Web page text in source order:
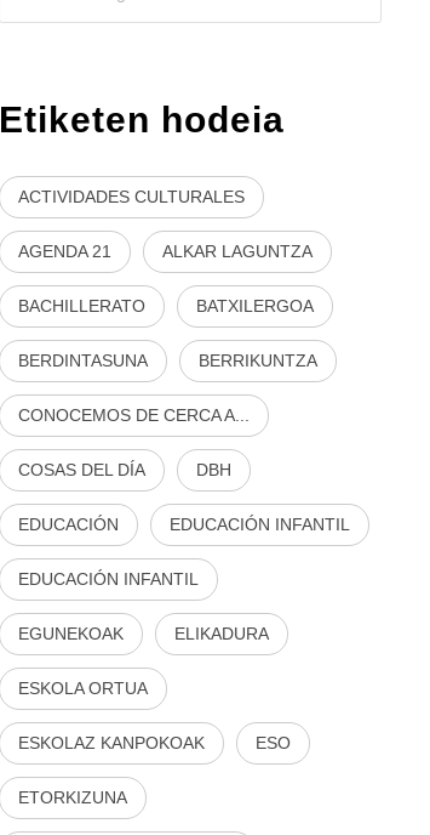
Etiketen hodeia
ACTIVIDADES CULTURALES
AGENDA 21 ALKAR LAGUNTZA
BACHILLERATO BATXILERGOA
BERDINTASUNA BERRIKUNTZA
CONOCEMOS DE CERCA A...
COSAS DEL DÍA DBH
EDUCACIÓN EDUCACIÓN INFANTIL
EDUCACIÓN INFANTIL
EGUNEKOAK ELIKADURA
ESKOLA ORTUA
ESKOLAZ KANPOKOAK ESO
ETORKIZUNA